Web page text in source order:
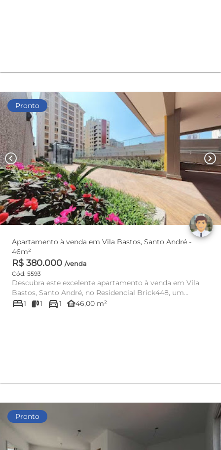
Pronto
chevron_left chevron_right
Apartamento à venda em Vila Bastos, Santo André -
46m²
R$ 380.000 /venda
Cód: 5593
Descubra este excelente apartamento à venda em Vila
Bastos, Santo André, no Residencial Brick448, um
empreendimento mod...
bed1 1 directions_car1 other_houses46,00 m²
Pronto